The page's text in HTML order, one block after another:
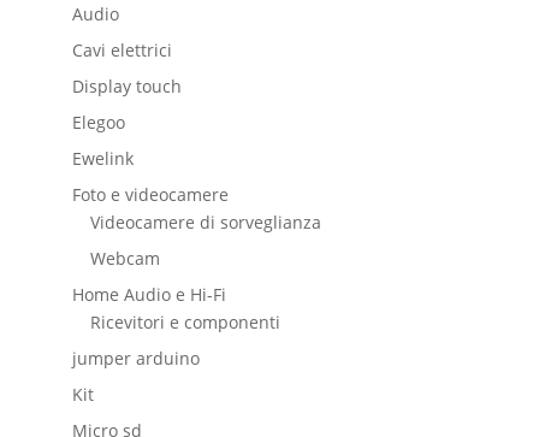
Audio
Cavi elettrici
Display touch
Elegoo
Ewelink
Foto e videocamere
Videocamere di sorveglianza
Webcam
Home Audio e Hi-Fi
Ricevitori e componenti
jumper arduino
Kit
Micro sd